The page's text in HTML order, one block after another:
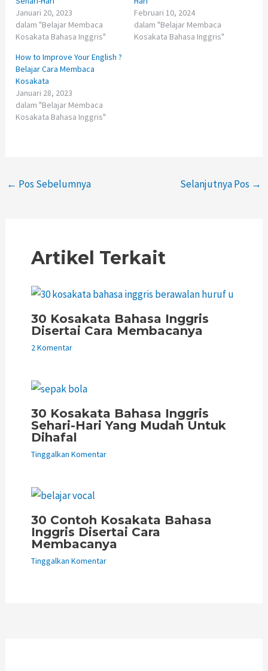
Januari 20, 2023
dalam "Belajar Membaca
Kosakata Bahasa Inggris"
Februari 10, 2024
dalam "Belajar Membaca
Kosakata Bahasa Inggris"
How to Improve Your English ?
Belajar Cara Membaca
Kosakata
Januari 28, 2023
dalam "Belajar Membaca
Kosakata Bahasa Inggris"
← Pos Sebelumnya Selanjutnya Pos →
Artikel Terkait
30 Kosakata Bahasa Inggris
Disertai Cara Membacanya
2 Komentar
30 Kosakata Bahasa Inggris
Sehari-Hari Yang Mudah Untuk
Dihafal
Tinggalkan Komentar
30 Contoh Kosakata Bahasa
Inggris Disertai Cara
Membacanya
Tinggalkan Komentar